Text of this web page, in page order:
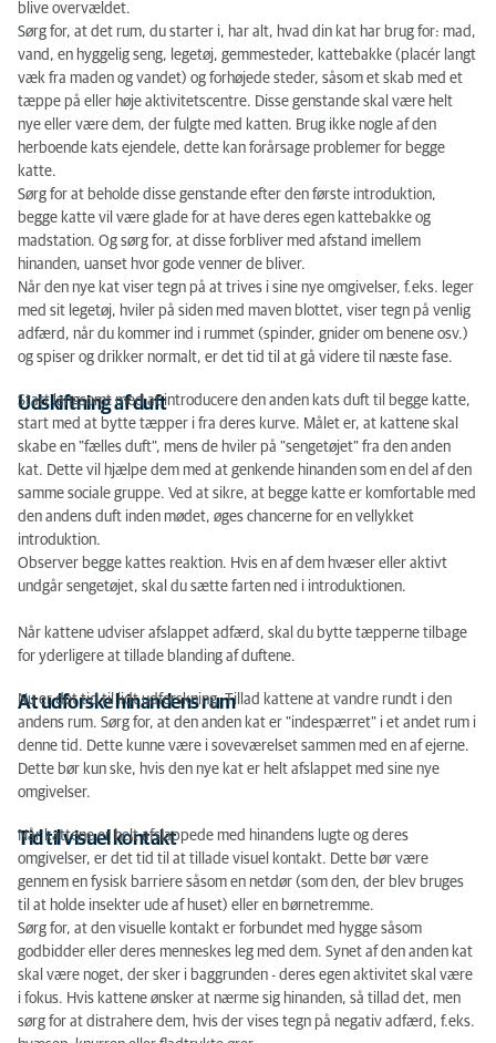
blive overvældet.
Sørg for, at det rum, du starter i, har alt, hvad din kat har brug for: mad,
vand, en hyggelig seng, legetøj, gemmesteder, kattebakke (placér langt
væk fra maden og vandet) og forhøjede steder, såsom et skab med et
tæppe på eller høje aktivitetscentre. Disse genstande skal være helt
nye eller være dem, der fulgte med katten. Brug ikke nogle af den
herboende kats ejendele, dette kan forårsage problemer for begge
katte.
Sørg for at beholde disse genstande efter den første introduktion,
begge katte vil være glade for at have deres egen kattebakke og
madstation. Og sørg for, at disse forbliver med afstand imellem
hinanden, uanset hvor gode venner de bliver.
Når den nye kat viser tegn på at trives i sine nye omgivelser, f.eks. leger
med sit legetøj, hviler på siden med maven blottet, viser tegn på venlig
adfærd, når du kommer ind i rummet (spinder, gnider om benene osv.)
og spiser og drikker normalt, er det tid til at gå videre til næste fase.
Udskiftning af duft
Start langsomt med at introducere den anden kats duft til begge katte,
start med at bytte tæpper i fra deres kurve. Målet er, at kattene skal
skabe en "fælles duft", mens de hviler på "sengetøjet" fra den anden
kat. Dette vil hjælpe dem med at genkende hinanden som en del af den
samme sociale gruppe. Ved at sikre, at begge katte er komfortable med
den andens duft inden mødet, øges chancerne for en vellykket
introduktion.
Observer begge kattes reaktion. Hvis en af ​​dem hvæser eller aktivt
undgår sengetøjet, skal du sætte farten ned i introduktionen.
Når kattene udviser afslappet adfærd, skal du bytte tæpperne tilbage
for yderligere at tillade blanding af duftene.
At udforske hinandens rum
Nu er det tid til lidt udforskning. Tillad kattene at vandre rundt i den
andens rum. Sørg for, at den anden kat er "indespærret" i et andet rum i
denne tid. Dette kunne være i soveværelset sammen med en af ​​ejerne.
Dette bør kun ske, hvis den nye kat er helt afslappet med sine nye
omgivelser.
Tid til visuel kontakt
Når kattene er helt afslappede med hinandens lugte og deres
omgivelser, er det tid til at tillade visuel kontakt. Dette bør være
gennem en fysisk barriere såsom en netdør (som den, der blev bruges
til at holde insekter ude af huset) eller en børnetremme.
Sørg for, at den visuelle kontakt er forbundet med hygge såsom
godbidder eller deres menneskes leg med dem. Synet af den anden kat
skal være noget, der sker i baggrunden - deres egen aktivitet skal være
i fokus. Hvis kattene ønsker at nærme sig hinanden, så tillad det, men
sørg for at distrahere dem, hvis der vises tegn på negativ adfærd, f.eks.